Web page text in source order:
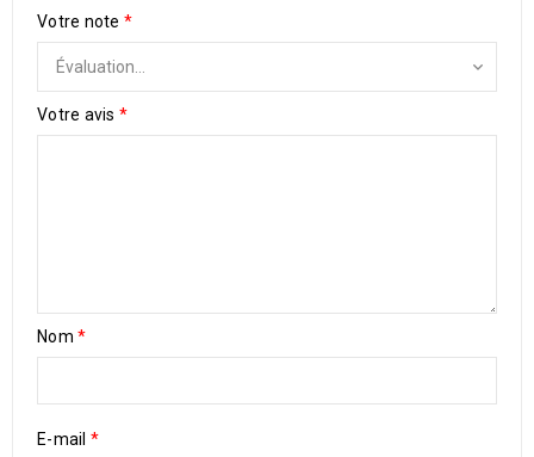
Votre note *
Votre avis *
Nom *
E-mail *